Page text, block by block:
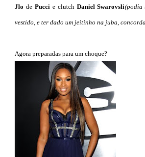
Jlo de Pucci e clutch Daniel Swarovsli(podia
vestido, e ter dado um jeitinho na juba,
Agora preparadas para um choque?